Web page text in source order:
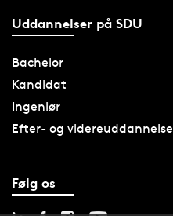
Uddannelser på SDU
Bachelor
Kandidat
Ingeniør
Efter- og videreuddannelse
Følg os